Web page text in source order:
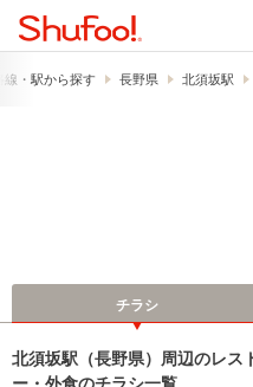
線・駅から探す 長野県 北須坂駅
チラシ
北須坂駅（長野県）周辺のレス